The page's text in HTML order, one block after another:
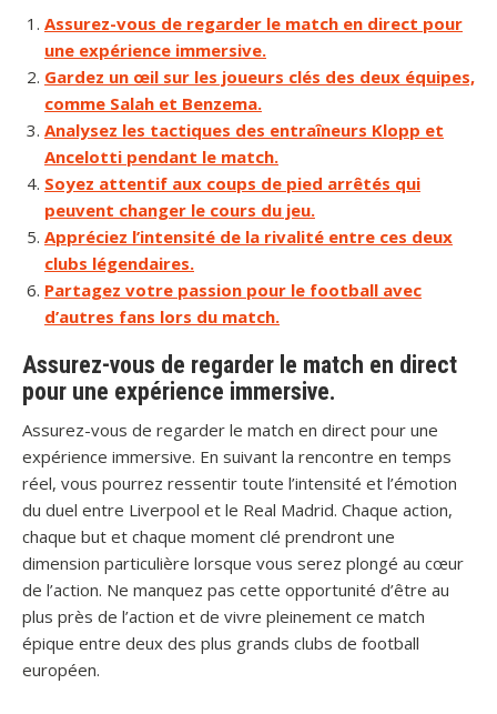
Assurez-vous de regarder le match en direct pour
une expérience immersive.
Gardez un œil sur les joueurs clés des deux équipes,
comme Salah et Benzema.
Analysez les tactiques des entraîneurs Klopp et
Ancelotti pendant le match.
Soyez attentif aux coups de pied arrêtés qui
peuvent changer le cours du jeu.
Appréciez l’intensité de la rivalité entre ces deux
clubs légendaires.
Partagez votre passion pour le football avec
d’autres fans lors du match.
Assurez-vous de regarder le match en direct
pour une expérience immersive.
Assurez-vous de regarder le match en direct pour une
expérience immersive. En suivant la rencontre en temps
réel, vous pourrez ressentir toute l’intensité et l’émotion
du duel entre Liverpool et le Real Madrid. Chaque action,
chaque but et chaque moment clé prendront une
dimension particulière lorsque vous serez plongé au cœur
de l’action. Ne manquez pas cette opportunité d’être au
plus près de l’action et de vivre pleinement ce match
épique entre deux des plus grands clubs de football
européen.